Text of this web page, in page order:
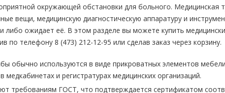
окружающей обстановки для больного. Медицинская
вещи, медицинскую диагностическую аппаратуру и
либо ожидает её. В этом разделе вы можете купить
по телефону 8 (473) 212-12-95 или сделав заказ через корзину.
обычно используются в виде прикроватных элементов
медкабинетах и регистратурах медицинских организаций.
требованиям ГОСТ, что подтверждается сертификатом